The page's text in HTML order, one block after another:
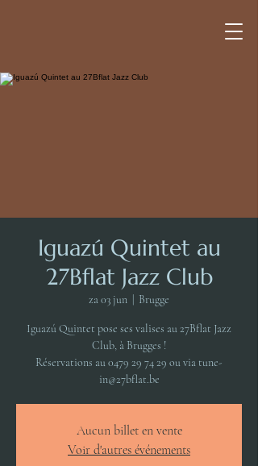
Iguazú Quintet au
27Bflat Jazz Club
za 03 jun Brugge
Iguazú Quintet pose ses valises au 27Bflat Jazz
Club, à Brugges !
Réservations au 0479 29 74 29 ou via tune-
in@27bflat.be
Aucun billet en vente
Voir d'autres événements